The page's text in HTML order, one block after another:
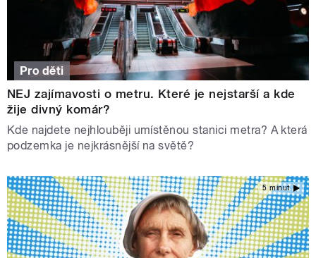
Pro děti
NEJ zajímavosti o metru. Které je nejstarší a kde
žije divný komár?
Kde najdete nejhlouběji umístěnou stanici metra? A která
podzemka je nejkrásnější na světě?
5 minut